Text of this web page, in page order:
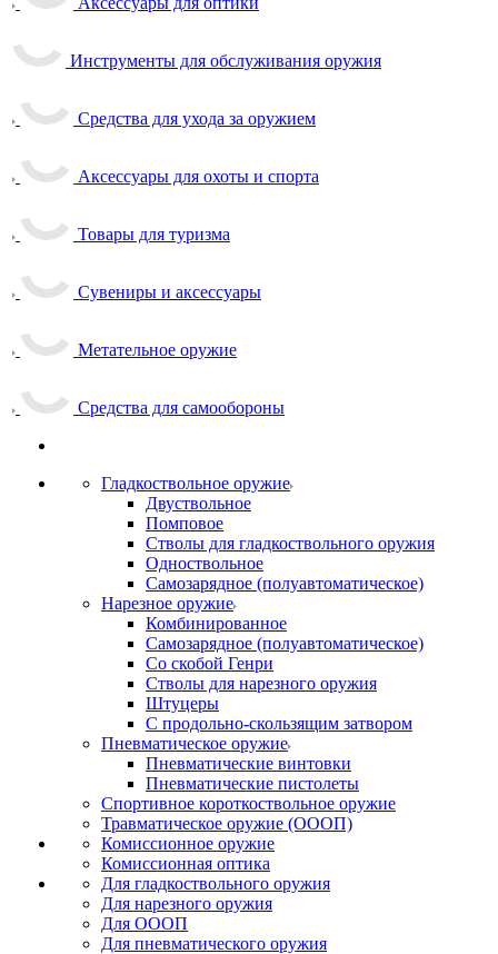
Инструменты для обслуживания оружия
Средства для ухода за оружием
Аксессуары для охоты и спорта
Товары для туризма
Сувениры и аксессуары
Метательное оружие
Средства для самообороны
Гладкоствольное оружие
Двуствольное
Помповое
Стволы для гладкоствольного оружия
Одноствольное
Самозарядное (полуавтоматическое)
Нарезное оружие
Комбинированное
Самозарядное (полуавтоматическое)
Со скобой Генри
Стволы для нарезного оружия
Штуцеры
С продольно-скользящим затвором
Пневматическое оружие
Пневматические винтовки
Пневматические пистолеты
Спортивное короткоствольное оружие
Травматическое оружие (ОООП)
Комиссионное оружие
Комиссионная оптика
Для гладкоствольного оружия
Для нарезного оружия
Для ОООП
Для пневматического оружия